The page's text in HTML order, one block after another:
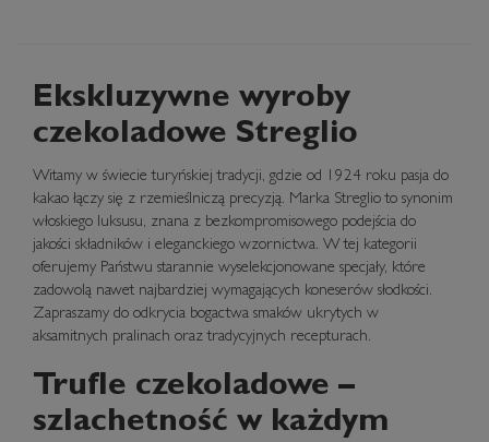
Ekskluzywne wyroby
czekoladowe Streglio
Witamy w świecie turyńskiej tradycji, gdzie od 1924 roku pasja do
kakao łączy się z rzemieślniczą precyzją. Marka Streglio to synonim
włoskiego luksusu, znana z bezkompromisowego podejścia do
jakości składników i eleganckiego wzornictwa. W tej kategorii
oferujemy Państwu starannie wyselekcjonowane specjały, które
zadowolą nawet najbardziej wymagających koneserów słodkości.
Zapraszamy do odkrycia bogactwa smaków ukrytych w
aksamitnych pralinach oraz tradycyjnych recepturach.
Trufle czekoladowe –
szlachetność w każdym